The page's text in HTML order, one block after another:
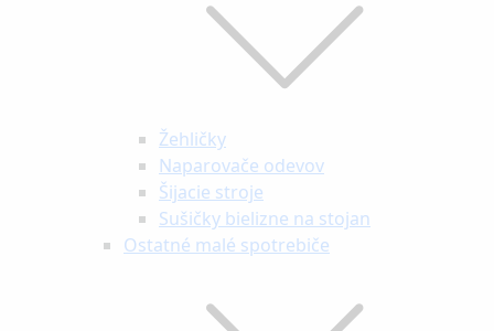
Žehličky
Naparovače odevov
Šijacie stroje
Sušičky bielizne na stojan
Ostatné malé spotrebiče